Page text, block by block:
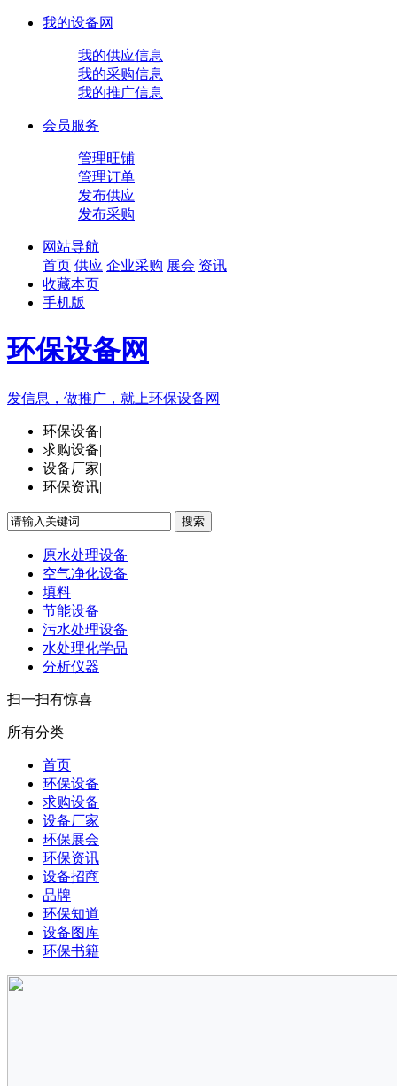
我的设备网
我的供应信息
我的采购信息
我的推广信息
会员服务
管理旺铺
管理订单
发布供应
发布采购
网站导航
首页 供应 企业采购 展会 资讯
收藏本页
手机版
环保设备网
发信息，做推广，就上环保设备网
环保设备|
求购设备|
设备厂家|
环保资讯|
搜索
原水处理设备
空气净化设备
填料
节能设备
污水处理设备
水处理化学品
分析仪器
扫一扫有惊喜
所有分类
首页
环保设备
求购设备
设备厂家
环保展会
环保资讯
设备招商
品牌
环保知道
设备图库
环保书籍